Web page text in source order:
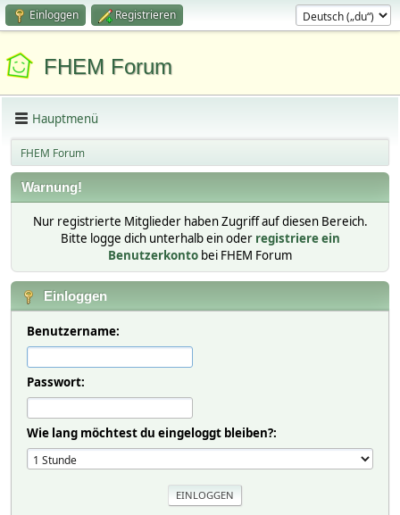
Einloggen Registrieren
FHEM Forum
Hauptmenü
FHEM Forum
Warnung!
Nur registrierte Mitglieder haben Zugriff auf diesen Bereich.
Bitte logge dich unterhalb ein oder registriere ein
Benutzerkonto bei FHEM Forum
Einloggen
Benutzername:
Passwort:
Wie lang möchtest du eingeloggt bleiben?: